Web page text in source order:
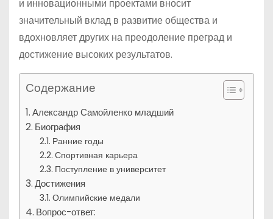
и инновационными проектами вносит
значительный вклад в развитие общества и
вдохновляет других на преодоление преград и
достижение высоких результатов.
Содержание
Александр Самойленко младший
Биография
Ранние годы
Спортивная карьера
Поступление в университет
Достижения
Олимпийские медали
Вопрос-ответ: